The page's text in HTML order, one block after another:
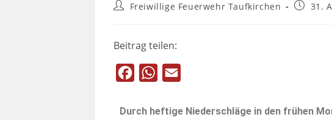
Freiwillige Feuerwehr Taufkirchen 31.
Beitrag teilen:
c
W
a
a
Durch heftige Niederschläge in den frühen